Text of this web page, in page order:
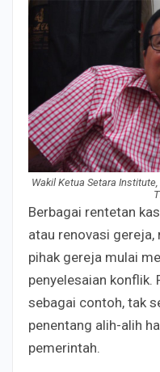
Wakil Ketua Setara
Berbagai rentetan
atau renovasi
pihak gereja mulai
penyelesaian konflik.
sebagai contoh, tak
penentang alih-alih
pemerintah.